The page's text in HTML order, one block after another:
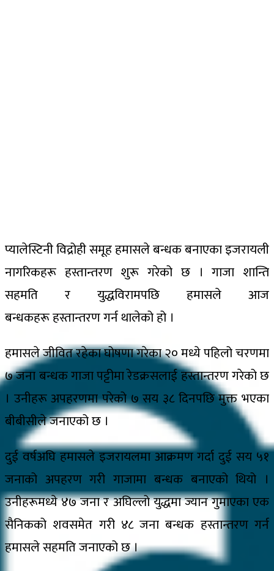
प्यालेस्टिनी विद्रोही समूह हमासले बन्धक बनाएका इजरायली
नागरिकहरू हस्तान्तरण शुरू गरेको छ । गाजा शान्ति
सहमति र युद्धविरामपछि हमासले आज
बन्धकहरू हस्तान्तरण गर्न थालेको हो ।
हमासले जीवित रहेका घोषणा गरेका २० मध्ये पहिलो चरणमा
७ जना बन्धक गाजा पट्टीमा रेडक्रसलाई हस्तान्तरण गरेको छ
। उनीहरू अपहरणमा परेको ७ सय ३८ दिनपछि मुक्त भएका
बीबीसीले जनाएको छ ।
दुई वर्षअघि हमासले इजरायलमा आक्रमण गर्दा दुई सय ५१
जनाको अपहरण गरी गाजामा बन्धक बनाएको थियो ।
उनीहरूमध्ये ४७ जना र अघिल्लो युद्धमा ज्यान गुमाएका एक
सैनिकको शवसमेत गरी ४८ जना बन्धक हस्तान्तरण गर्न
हमासले सहमति जनाएको छ ।